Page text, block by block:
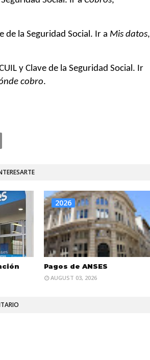
de la Seguridad Social. Ir a Mis datos,
y Clave de la Seguridad Social. Ir
cobro.
2026
Pagos de ANSES
AUGUST 03, 2026